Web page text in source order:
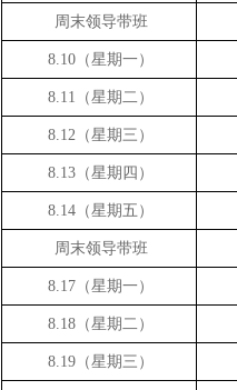
周末领导带班
8.10（星期一）
8.11（星期二）
8.12（星期三）
8.13（星期四）
8.14（星期五）
周末领导带班
8.17（星期一）
8.18（星期二）
8.19（星期三）